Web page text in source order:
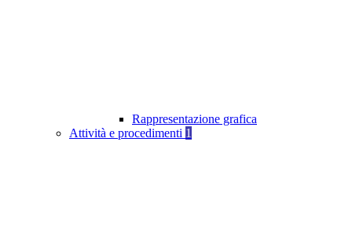
Rappresentazione grafica
Attività e procedimenti 1